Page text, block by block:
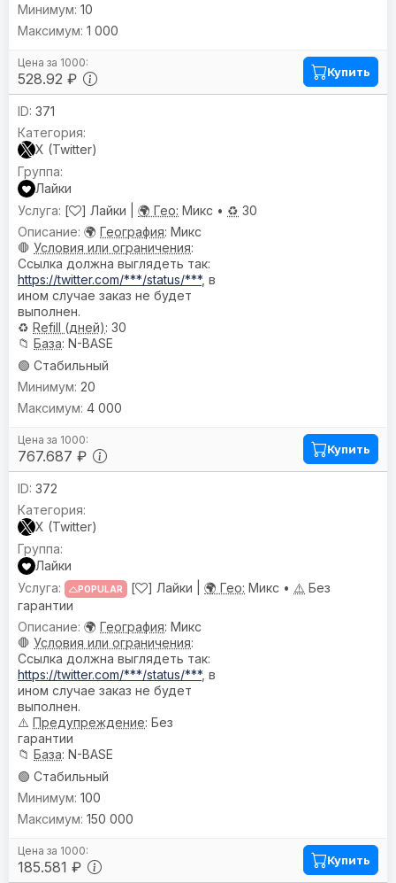
528.92 ₽
10
1 000
Купить
371
X (Twitter)
Лайки
[
] Лайки | 🌍 Гео: Микс • ♻️ 30
🌍 География: Микс
🛑 Условия или ограничения:
Ссылка должна выглядеть так:
https://twitter.com/***/status/***, в
ином случае заказ не будет
выполнен.
♻️ Refill (дней): 30
📁 База: N-BASE
🟢 Стабильный
767.687 ₽
20
4 000
Купить
372
X (Twitter)
Лайки
POPULAR [ ] Лайки | 🌍 Гео: Микс • ⚠️ Без
гарантии
🌍 География: Микс
🛑 Условия или ограничения:
Ссылка должна выглядеть так:
https://twitter.com/***/status/***, в
ином случае заказ не будет
выполнен.
⚠️ Предупреждениe: Без
гарантии
📁 База: N-BASE
🟢 Стабильный
185.581 ₽
100
150 000
Купить